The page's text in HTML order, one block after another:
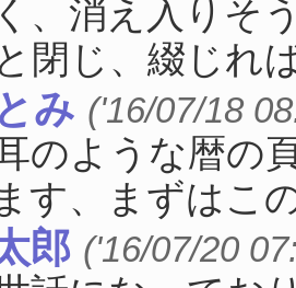
、消え入りそ
閉じ、綴じれ
み ('16/07/18
のような暦の
す、まずはこ
郎 ('16/07/20